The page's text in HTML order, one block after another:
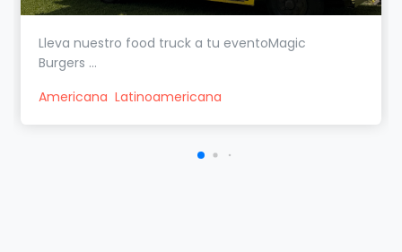
Lleva nuestro food truck a tu eventoMagic
Burgers ...
Americana Latinoamericana